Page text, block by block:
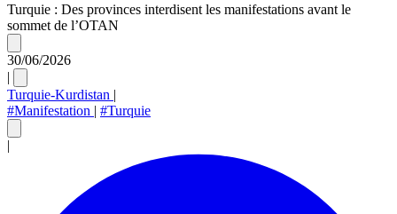
Turquie : Des provinces interdisent les manifestations avant le
sommet de l’OTAN
30/06/2026
|
Turquie-Kurdistan |
#Manifestation | #Turquie
|